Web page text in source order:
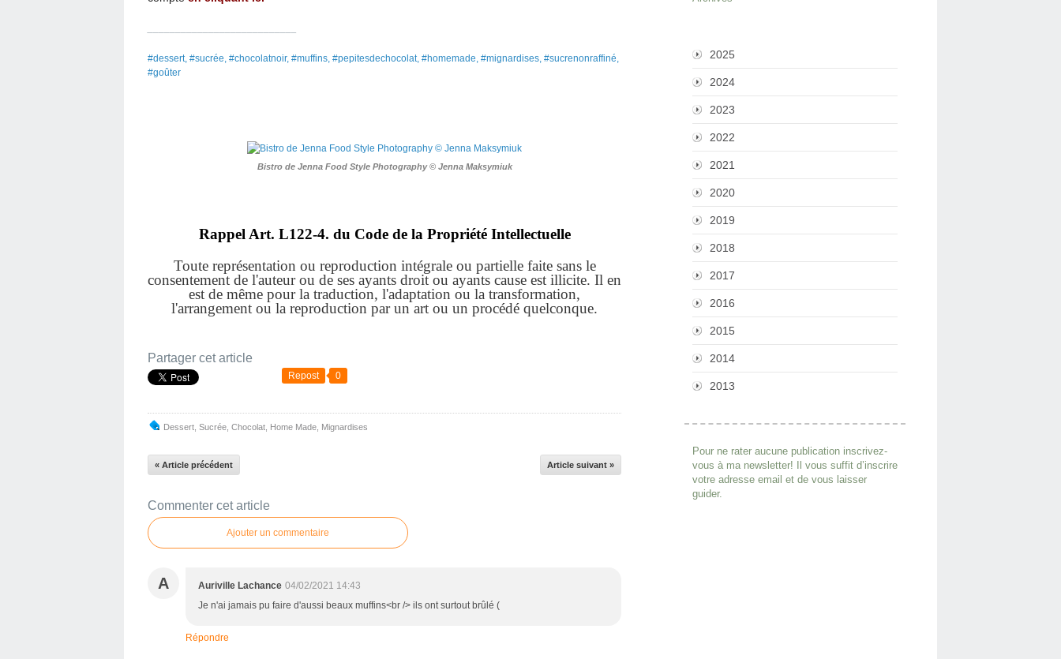
#dessert, #sucrée, #chocolatnoir, #muffins, #pepitesdechocolat, #homemade, #mignardises, #sucrenonraffiné,
#goûter
Bistro de Jenna Food Style Photography © Jenna Maksymiuk
Rappel Art. L122-4. du Code de la Propriété Intellectuelle
Toute représentation ou reproduction intégrale ou partielle faite sans le
consentement de l'auteur ou de ses ayants droit ou ayants cause est illicite. Il en
est de même pour la traduction, l'adaptation ou la transformation,
l'arrangement ou la reproduction par un art ou un procédé quelconque.
Partager cet article
Repost 0
Dessert Sucrée Chocolat Home Made Mignardises
« Article précédent Article suivant »
Commenter cet article
Ajouter un commentaire
A Auriville Lachance 04/02/2021 14:43
Je n'ai jamais pu faire d'aussi beaux muffins<br /> ils ont surtout brûlé (
Répondre
2025
2024
2023
2022
2021
2020
2019
2018
2017
2016
2015
2014
2013
Pour ne rater aucune publication inscrivez-
vous à ma newsletter! Il vous suffit d’inscrire
votre adresse email et de vous laisser
guider.